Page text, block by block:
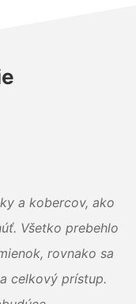
a kobercov, ako
Všetko prebehlo
rovnako sa
celkový prístup.